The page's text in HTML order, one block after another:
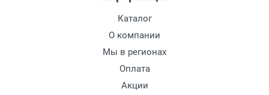
Каталог
О компании
Мы в регионах
Оплата
Акции